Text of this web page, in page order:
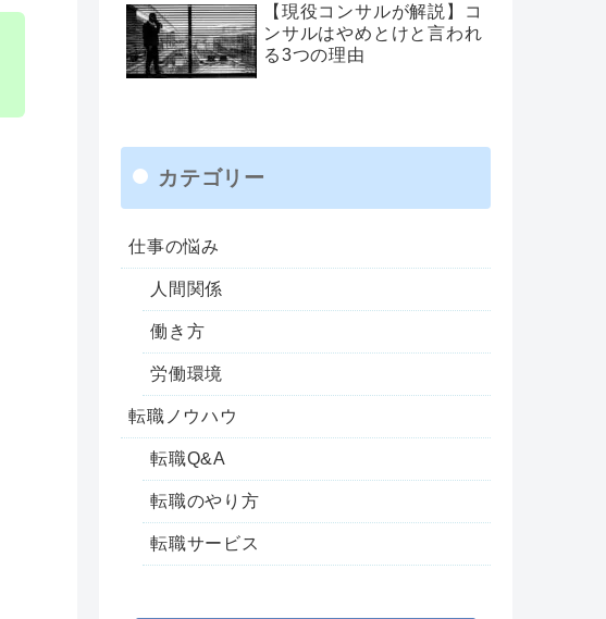
【現役コンサルが解説】コ
ンサルはやめとけと言われ
る3つの理由
カテゴリー
仕事の悩み
人間関係
働き方
労働環境
転職ノウハウ
転職Q&A
転職のやり方
転職サービス